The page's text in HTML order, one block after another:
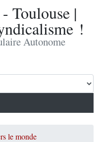
Toulouse |
!
Autonome
le monde